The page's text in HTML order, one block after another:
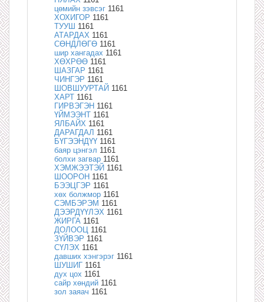
цөмийн зэвсэг 1161
ХОХИГОР 1161
ТУУШ 1161
АТАРДАХ 1161
СӨНДЛӨГӨ 1161
шир хангадах 1161
ХӨХРӨӨ 1161
ШАЗГАР 1161
ЧИНГЭР 1161
ШОВШУУРТАЙ 1161
ХАРТ 1161
ГИРВЭГЭН 1161
ҮЙМЭЭНТ 1161
ЯЛБАЙХ 1161
ДАРАГДАЛ 1161
БҮГЭЭНДҮҮ 1161
баяр цэнгэл 1161
болхи загвар 1161
ХЭМЖЭЭТЭЙ 1161
ШООРОН 1161
БЭЭЦГЭР 1161
хөх болжмор 1161
СЭМБЭРЭМ 1161
ДЭЭРДҮҮЛЭХ 1161
ЖИРГА 1161
ДОЛООЦ 1161
ЗҮЙВЭР 1161
СҮЛЭХ 1161
давших хэнгэрэг 1161
ШУШИГ 1161
дух цох 1161
сайр хөндий 1161
зол заяач 1161